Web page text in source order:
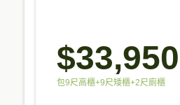
$33,950
包9尺高櫃+9尺矮櫃+2尺廁櫃